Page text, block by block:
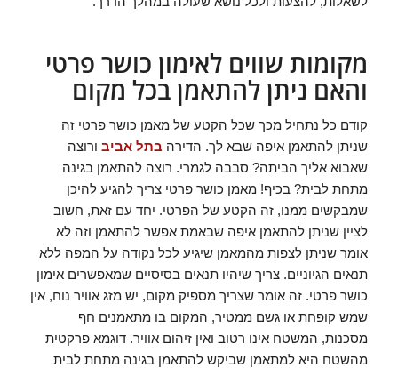
מקומות שווים לאימון כושר פרטי
והאם ניתן להתאמן בכל מקום
קודם כל נתחיל מכך שכל הקטע של מאמן כושר פרטי זה
שניתן להתאמן איפה שבא לך. הדירה בתל אביבורוצה
שאבוא אליך הביתה? סבבה לגמרי. רוצה להתאמן בגינה
מתחת לבית? בכיף! מאמן כושר פרטי צריך להגיע להיכן
שמבקשים ממנו, זה הקטע של הפרטי. יחד עם זאת, חשוב
לציין שניתן להתאמן איפה שבאמת אפשר להתאמן וזה לא
אומר שניתן לצפות מהמאמן שיגיע לכל נקודה על המפה ללא
תנאים הגיוניים. צריך שיהיו תנאים בסיסיים שמאפשרים אימון
כושר פרטי. זה אומר שצריך מספיק מקום, יש מזג אוויר נוח, אין
שמש קופחת או גשם ממטיר, המקום בו מתאמנים חף
מסכנות, המשטח אינו רטוב ואין זיהום אוויר. דוגמא פרקטית
מהשטח היא למתאמן שביקש להתאמן בגינה מתחת לבית